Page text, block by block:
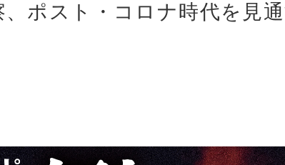
ポスト・コロナ時代を見